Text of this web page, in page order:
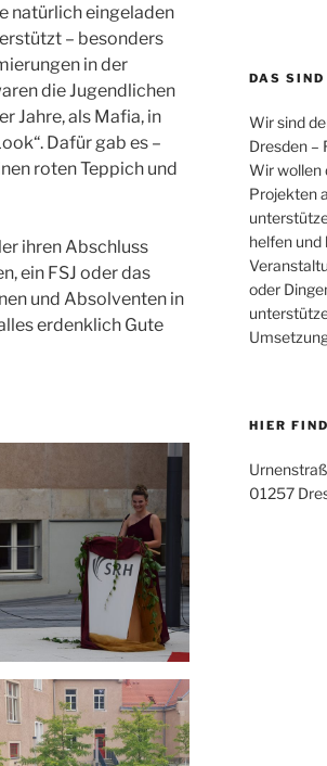
natürlich eingeladen
– besonders
in der
die Jugendlichen
Jahre, als Mafia, in
Dafür gab es –
roten Teppich und
ihren Abschluss
ein FSJ oder das
und Absolventen in
erdenklich Gute
DAS
Wir sind
Dresden –
Wir wollen
Projekten
helfen und
oder
HIER
01257